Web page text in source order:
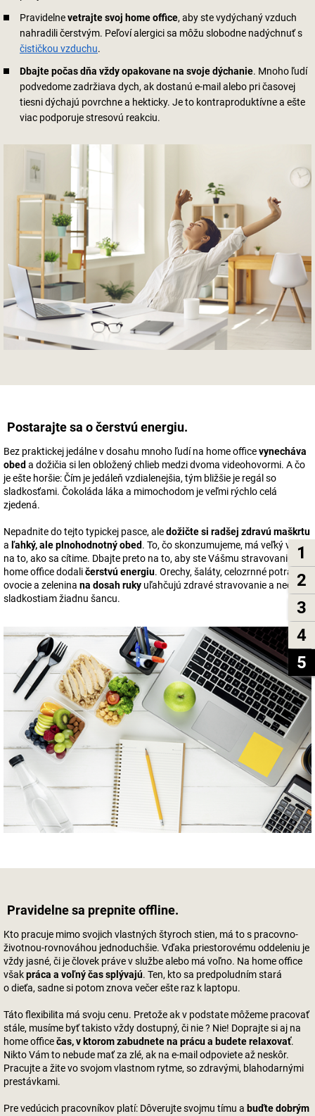
1
2
3
4
5
Pravidelnevetrajte svoj home office, aby ste vydýchaný vzduch
nahradili čerstvým. Peľoví alergici sa môžu slobodne nadýchnuť s
čističkou vzduchu.
Dbajte počas dňa vždy opakovane na svoje dýchanie. Mnoho ľudí
podvedome zadržiava dych, ak dostanú e-mail alebo pri časovej
tiesni dýchajú povrchne a hekticky. Je to kontraproduktívne a ešte
viac podporuje stresovú reakciu.
Postarajte sa o čerstvú energiu.
Bez praktickej jedálne v dosahu mnoho ľudí na home officevynecháva
obed a dožičia si len obložený chlieb medzi dvoma videohovormi. A čo
je ešte horšie: Čím je jedáleň vzdialenejšia, tým bližšie je regál so
sladkosťami. Čokoláda láka a mimochodom je veľmi rýchlo celá
zjedená.
Nepadnite do tejto typickej pasce, aledožičte si radšej zdravú maškrtu
a ľahký, ale plnohodnotný obed. To, čo skonzumujeme, má veľký vplyv
na to, ako sa cítime. Dbajte preto na to, aby ste Vášmu stravovaniu na
home office dodaličerstvú energiu. Orechy, šaláty, celozrnné potraviny,
ovocie a zelenina na dosah ruky uľahčujú zdravé stravovanie a nedajú
sladkostiam žiadnu šancu.
Pravidelne sa prepnite offline.
Kto pracuje mimo svojich vlastných štyroch stien, má to s pracovno-
životnou-rovnováhou jednoduchšie. Vďaka priestorovému oddeleniu je
vždy jasné, či je človek práve v službe alebo má voľno. Na home office
všakpráca a voľný čas splývajú. Ten, kto sa predpoludním stará
o dieťa, sadne si potom znova večer ešte raz k laptopu.
Táto flexibilita má svoju cenu. Pretože ak v podstate môžeme pracovať
stále, musíme byť takisto vždy dostupný, či nie ? Nie! Doprajte si aj na
home officečas, v ktorom zabudnete na prácu a budete relaxovať.
Nikto Vám to nebude mať za zlé, ak na e-mail odpoviete až neskôr.
Pracujte a žite vo svojom vlastnom rytme, so zdravými, blahodarnými
prestávkami.
Pre vedúcich pracovníkov platí: Dôverujte svojmu tímu a buďte dobrým